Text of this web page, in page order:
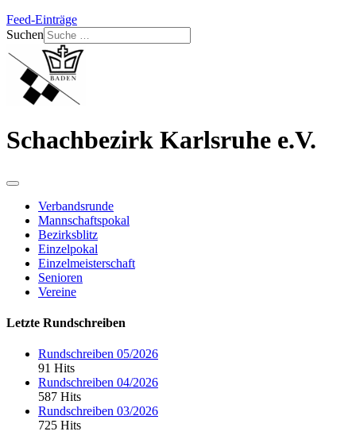
Feed-Einträge
Suchen
Schachbezirk Karlsruhe e.V.
Verbandsrunde
Mannschaftspokal
Bezirksblitz
Einzelpokal
Einzelmeisterschaft
Senioren
Vereine
Letzte Rundschreiben
Rundschreiben 05/2026
91 Hits
Rundschreiben 04/2026
587 Hits
Rundschreiben 03/2026
725 Hits